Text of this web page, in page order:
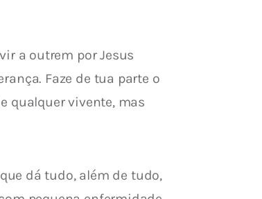
a outrem por Jesus
Faze de tua parte o
qualquer vivente, mas
dá tudo, além de tudo,